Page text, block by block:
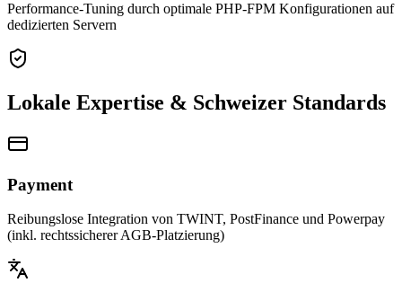
Performance-Tuning durch optimale PHP-FPM Konfigurationen auf
dedizierten Servern
Lokale Expertise & Schweizer Standards
Payment
Reibungslose Integration von TWINT, PostFinance und Powerpay
(inkl. rechtssicherer AGB-Platzierung)